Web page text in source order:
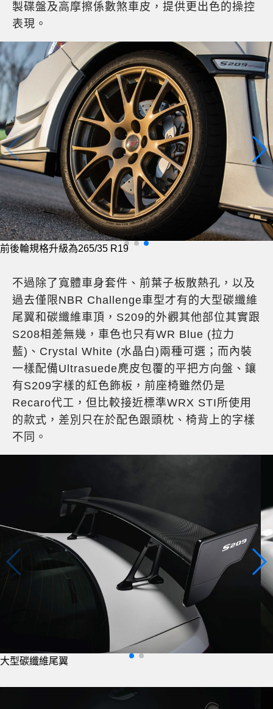
製碟盤及高摩擦係數煞車皮，提供更出色的操控
表現。
前後輪規格升級為265/35 R19
不過除了寬體車身套件、前葉子板散熱孔，以及
過去僅限NBR Challenge車型才有的大型碳纖維
尾翼和碳纖維車頂，S209的外觀其他部位其實跟
S208相差無幾，車色也只有WR Blue (拉力
藍)、Crystal White (水晶白)兩種可選；而內裝
一樣配備Ultrasuede麂皮包覆的平把方向盤、鑲
有S209字樣的紅色飾板，前座椅雖然仍是
Recaro代工，但比較接近標準WRX STI所使用
的款式，差別只在於配色跟頭枕、椅背上的字樣
不同。
大型碳纖維尾翼